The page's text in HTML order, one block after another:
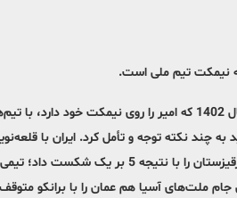
به گزارش ایلنا، در نقد او که کمی هم بی‌انصافی است، می‌گویند تیم ملی از ابتدای سال 1402 که
به چند نکته توجه و تأمل کرد. ایران با
ملت‌های آسیا هم عمان را با برانکو متوقف